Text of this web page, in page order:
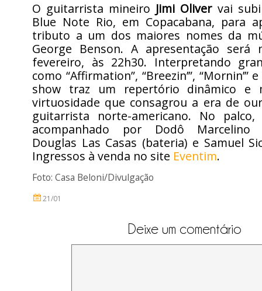
O guitarrista mineiro Jimi Olivervai
Blue Note Rio, em Copacabana, para
tributo a um dos maiores nomes da
George Benson. A apresentação
fevereiro, às 22h30. Interpretando
como “Affirmation”, “Breezin’”, “Mornin’”
show traz um repertório dinâmico e
virtuosidade que consagrou a era de
guitarrista norte-americano. No
acompanhado por Dodô Marcelino
Douglas Las Casas (bateria) e Samuel
Ingressos à venda no site Eventim.
Foto: Casa Beloni/Divulgação
21/01
Deixe um comentário